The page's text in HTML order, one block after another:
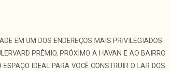
EM UM DOS ENDEREÇOS MAIS PRIVILEGIADOS
PRÊMIO, PRÓXIMO A HAVAN E AO BAIRRO
ESPAÇO IDEAL PARA VOCÊ CONSTRUIR O LAR DOS